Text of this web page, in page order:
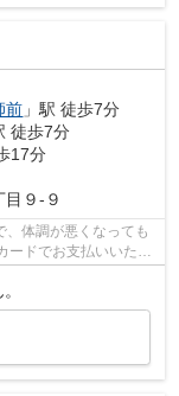
前 」駅 徒歩7分
徒歩7分
17分
目９-９
、体調が悪くなっても
ドでお支払いいただ